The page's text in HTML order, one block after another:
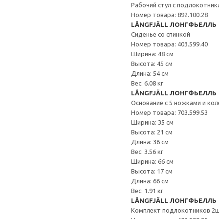
Рабочий стул с
Номер товара: 892.100.28
LÅNGFJÄLL ЛОНГФЬЕЛЛЬ
Сиденье со спинкой
Номер товара: 403.599.40
Ширина: 48 см
Высота: 45 см
Длина: 54 см
Вес: 6.08 кг
LÅNGFJÄLL ЛОНГФЬЕЛЛЬ
Основание с 5 ножками и
Номер товара: 703.599.53
Ширина: 35 см
Высота: 21 см
Длина: 36 см
Вес: 3.56 кг
Ширина: 66 см
Высота: 17 см
Длина: 66 см
Вес: 1.91 кг
LÅNGFJÄLL ЛОНГФЬЕЛЛЬ
Комплект подлокотников